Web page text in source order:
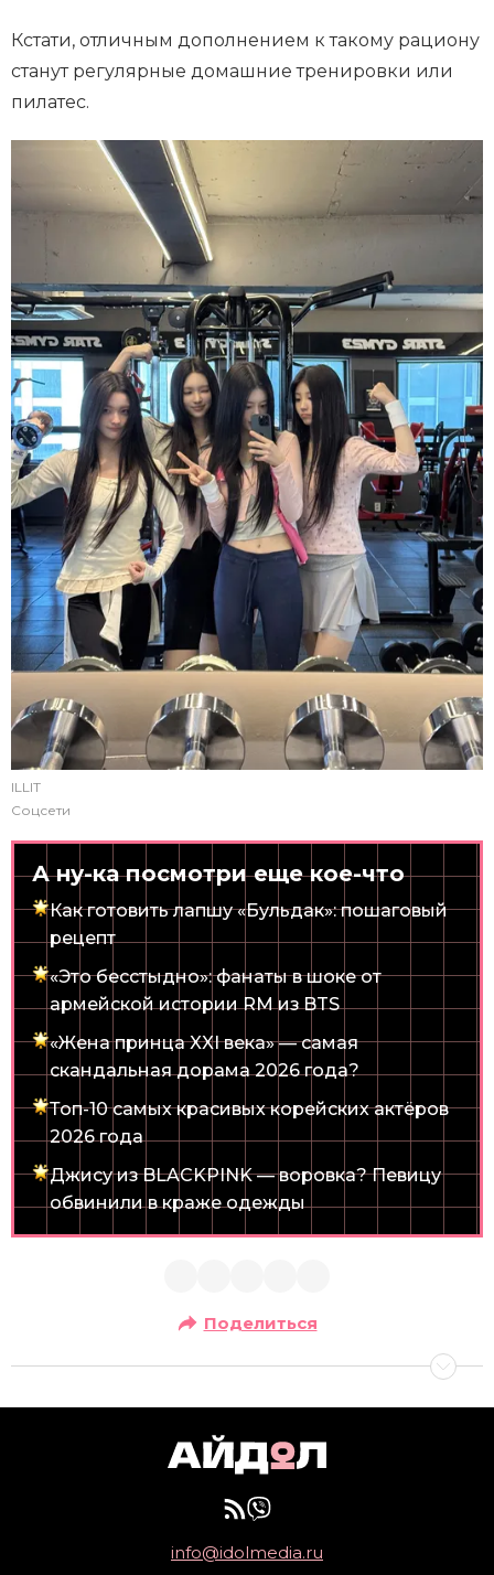
Кстати, отличным дополнением к такому рациону
станут регулярные домашние тренировки или
пилатес.
ILLIT
Соцсети
А ну-ка посмотри еще кое-что
Как готовить лапшу «Бульдак»: пошаговый
рецепт
«Это бесстыдно»: фанаты в шоке от
армейской истории RM из BTS
«Жена принца XXI века» — самая
скандальная дорама 2026 года?
Топ-10 самых красивых корейских актёров
2026 года
Джису из BLACKPINK — воровка? Певицу
обвинили в краже одежды
Поделиться
info@idolmedia.ru